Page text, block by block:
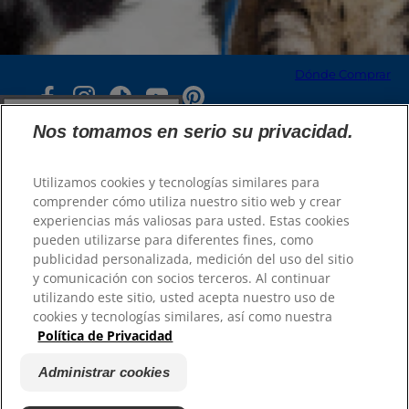
Dónde Comprar
Dónde comprar
Nuestros Sitios
Carreras
© 2025 Hill's Pet Nutrition, Inc.
Todos los derechos reservados.
Tal y como se utiliza en el presente documento,
denota el estatus de marca registrada únicamente
en U.S.; el estatus de registro en otras zonas
geográficas puede ser diferente. El uso de este sitio
está sujeto a nuestros términos y condiciones.
Términos y condiciones
Nos tomamos en serio su privacidad.
Utilizamos cookies y tecnologías similares para
comprender cómo utiliza nuestro sitio web y crear
experiencias más valiosas para usted. Estas cookies
pueden utilizarse para diferentes fines, como
publicidad personalizada, medición del uso del sitio
y comunicación con socios terceros. Al continuar
utilizando este sitio, usted acepta nuestro uso de
cookies y tecnologías similares, así como nuestra
Política de Privacidad
Administrar cookies